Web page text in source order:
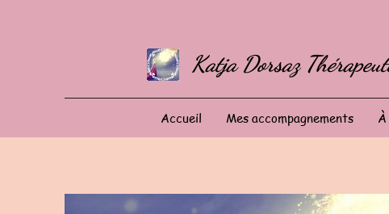
Katja Dorsaz
Accueil Mes accompagnements